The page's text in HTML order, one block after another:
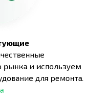
и используем
для ремонта.